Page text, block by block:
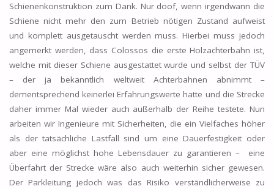
Schienenkonstruktion zum Dank. Nur doof, wenn irgendwann die
Schiene nicht mehr den zum Betrieb nötigen Zustand aufweist
und komplett ausgetauscht werden muss. Hierbei muss jedoch
angemerkt werden, dass Colossos die erste Holzachterbahn ist,
welche mit dieser Schiene ausgestattet wurde und selbst der TÜV
– der ja bekanntlich weltweit Achterbahnen abnimmt –
dementsprechend keinerlei Erfahrungswerte hatte und die Strecke
daher immer Mal wieder auch außerhalb der Reihe testete. Nun
arbeiten wir Ingenieure mit Sicherheiten, die ein Vielfaches höher
als der tatsächliche Lastfall sind um eine Dauerfestigkeit oder
aber eine möglichst hohe Lebensdauer zu garantieren – eine
Überfahrt der Strecke wäre also auch weiterhin sicher gewesen.
Der Parkleitung jedoch was das Risiko verständlicherweise zu